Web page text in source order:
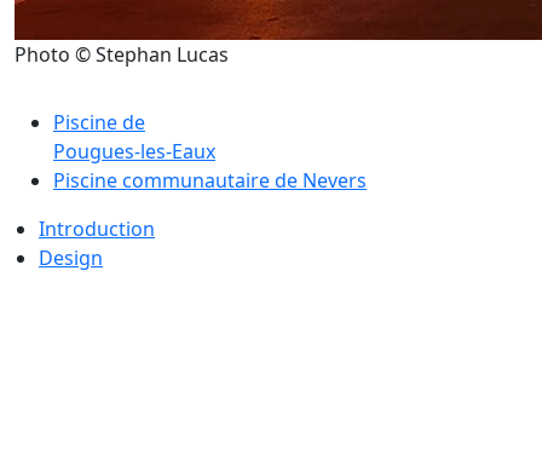
Photo © Stephan Lucas
Piscine de
Pougues-les-Eaux
Piscine communautaire de Nevers
Introduction
Design